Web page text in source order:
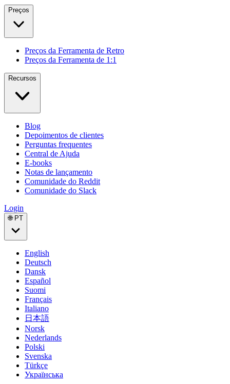
Preços
Preços da Ferramenta de Retro
Preços da Ferramenta de 1:1
Recursos
Blog
Depoimentos de clientes
Perguntas frequentes
Central de Ajuda
E-books
Notas de lançamento
Comunidade do Reddit
Comunidade do Slack
Login
🌐 PT
English
Deutsch
Dansk
Español
Suomi
Français
Italiano
日本語
Norsk
Nederlands
Polski
Svenska
Türkçe
Українська